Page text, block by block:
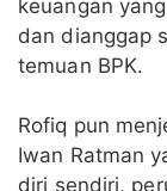
keuangan
dan dianggap
temuan BPK.
Rofiq pun
Iwan Ratman
diri sendiri,